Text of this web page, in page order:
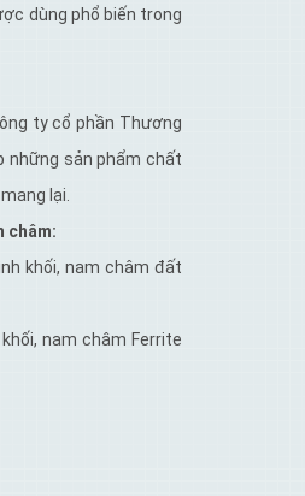
dùng phổ biến trong
ty cổ phần Thương
những sản phẩm chất
lại.
châm:
khối, nam châm đất
nam châm Ferrite